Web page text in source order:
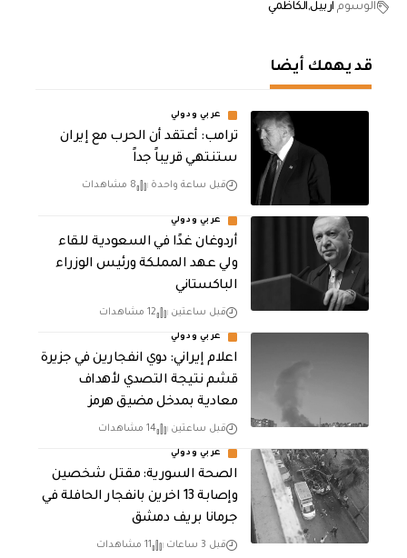
الوسوم اربيل الكاظمي
قد يهمك أيضا
عربي ودولي
‏ترامب: أعتقد أن الحرب مع إيران
ستنتهي قريباً جداً
قبل ساعة واحدة 8 مشاهدات
عربي ودولي
أردوغان غدًا في السعودية للقاء
ولي عهد المملكة ورئيس الوزراء
الباكستاني
قبل ساعتين 12 مشاهدات
عربي ودولي
اعلام إيراني: دوي انفجارين في جزيرة
قشم نتيجة التصدي لأهداف
معادية بمدخل مضيق هرمز
قبل ساعتين 14 مشاهدات
عربي ودولي
الصحة السورية: مقتل شخصين
وإصابة 13 اخرين بانفجار الحافلة في
جرمانا بريف دمشق
قبل 3 ساعات 11 مشاهدات